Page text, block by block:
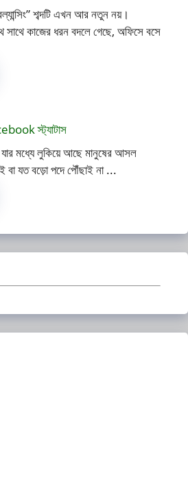
শব্দটি এখন আর নতুন নয়।
সাথে কাজের ধরন বদলে গেছে, অফিসে বসে
স্ট্যাটাস
মধ্যে লুকিয়ে আছে মানুষের আসল
যত বড়ো পদে পৌঁছাই না ...